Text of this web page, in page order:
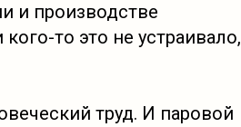
и производстве
то это не устраивало,
труд. И паровой